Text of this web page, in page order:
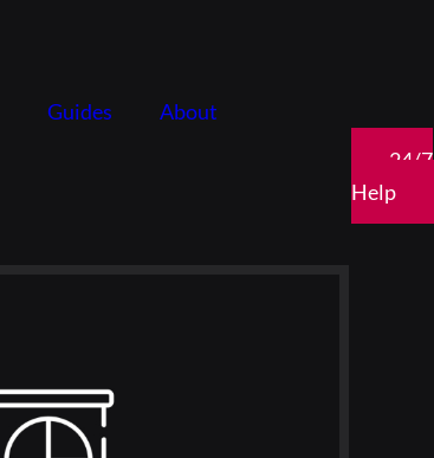
Guides About
24/7
Help